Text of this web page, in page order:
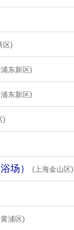
区)
东新区)
东新区)
)
场） (上海金山区)
浦区)